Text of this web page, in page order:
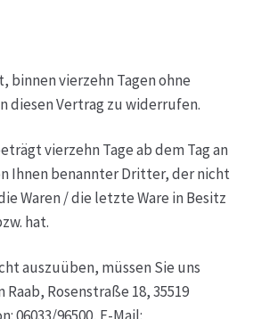
binnen vierzehn Tagen ohne
diesen Vertrag zu widerrufen.
vierzehn Tage ab dem Tag an
Ihnen benannter Dritter, der nicht
Waren / die letzte Ware in Besitz
hat.
auszuüben, müssen Sie uns
Raab, Rosenstraße 18, 35519